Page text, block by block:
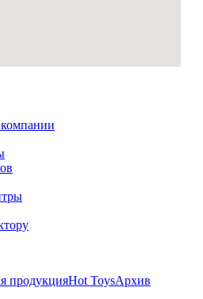
продукцияHot ToysАрхив